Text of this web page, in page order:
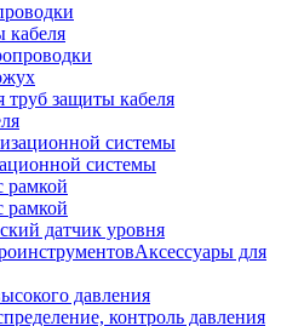
кабеля
труб защиты кабеля
системы
рамкой
рамкой
датчик уровня
Аксессуары для
давления